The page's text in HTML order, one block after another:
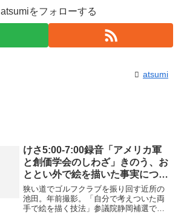
atsumiをフォローする
atsumi
けさ5:00-7:00録音「アメリカ軍
と創価学会のしわざ」きのう、お
ととい外で絵を描いた事実につい
て。
狭い道でゴルフクラブを振り回す近所の
池田。年前撮影。「自分で考えついた両
手で絵を描く技法」参議院静岡補選で当